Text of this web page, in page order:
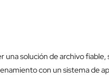
una solución de archivo
con un sistema de